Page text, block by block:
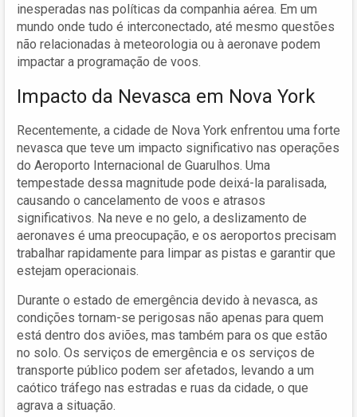
inesperadas nas políticas da companhia aérea. Em um
mundo onde tudo é interconectado, até mesmo questões
não relacionadas à meteorologia ou à aeronave podem
impactar a programação de voos.
Impacto da Nevasca em Nova York
Recentemente, a cidade de Nova York enfrentou uma forte
nevasca que teve um impacto significativo nas operações
do Aeroporto Internacional de Guarulhos. Uma
tempestade dessa magnitude pode deixá-la paralisada,
causando o cancelamento de voos e atrasos
significativos. Na neve e no gelo, a deslizamento de
aeronaves é uma preocupação, e os aeroportos precisam
trabalhar rapidamente para limpar as pistas e garantir que
estejam operacionais.
Durante o estado de emergência devido à nevasca, as
condições tornam-se perigosas não apenas para quem
está dentro dos aviões, mas também para os que estão
no solo. Os serviços de emergência e os serviços de
transporte público podem ser afetados, levando a um
caótico tráfego nas estradas e ruas da cidade, o que
agrava a situação.